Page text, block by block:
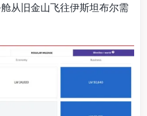
从旧金山飞往伊斯坦布尔需